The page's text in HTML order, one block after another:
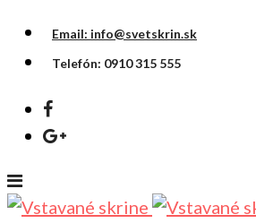
Email: info@svetskrin.sk
Telefón: 0910 315 555